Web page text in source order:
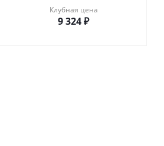
Клубная цена
9 324₽